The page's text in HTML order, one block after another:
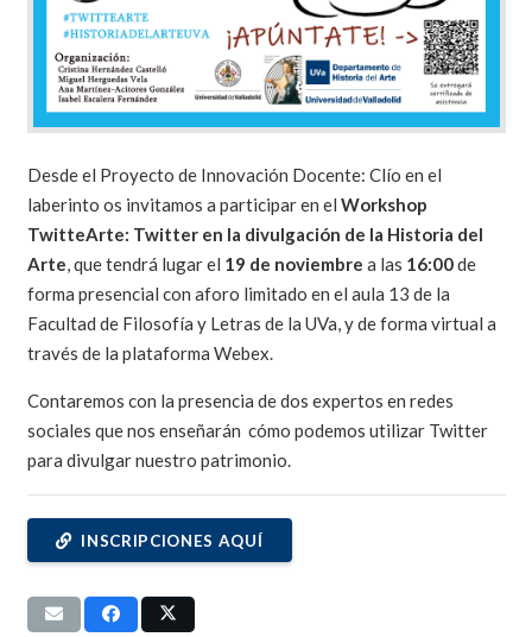
Desde el Proyecto de Innovación Docente: Clío en el
laberinto os invitamos a participar en el Workshop
TwitteArte: Twitter en la divulgación de la Historia del
Arte, que tendrá lugar el 19 de noviembre a las 16:00de
forma presencial con aforo limitado en el aula 13 de la
Facultad de Filosofía y Letras de la UVa, y de forma virtual a
través de la plataforma Webex.
Contaremos con la presencia de dos expertos en redes
sociales que nos enseñarán cómo podemos utilizar Twitter
para divulgar nuestro patrimonio.
INSCRIPCIONES AQUÍ